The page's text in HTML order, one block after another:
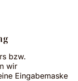
bzw.
wir
Eingabemaske